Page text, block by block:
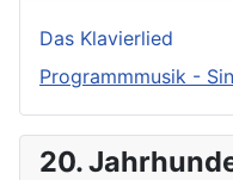
Das Klavierlied
Programmmusik -
20.